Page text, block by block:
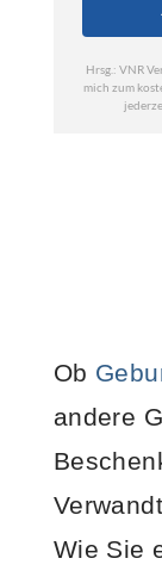
Ob
andere
Wie Sie